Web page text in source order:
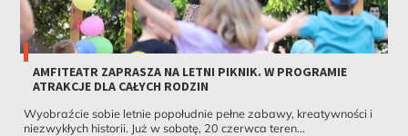
AMFITEATR ZAPRASZA NA LETNI PIKNIK. W PROGRAMIE
ATRAKCJE DLA CAŁYCH RODZIN
Wyobraźcie sobie letnie popołudnie pełne zabawy, kreatywności i
niezwykłych historii. Już w sobotę, 20 czerwca teren...